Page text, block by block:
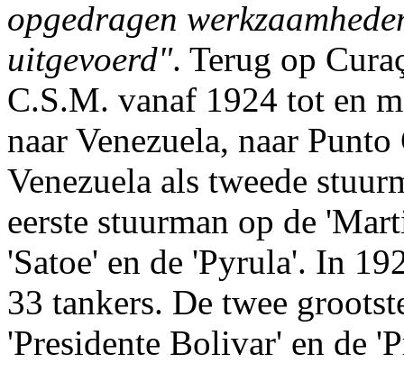
opgedragen
uitgevoerd". Terug op
C.S.M. vanaf 1924 tot en
naar Venezuela, naar
Venezuela als tweede
eerste stuurman op de
'Satoe' en de 'Pyrula'. In
33 tankers. De twee
'Presidente Bolivar' en de